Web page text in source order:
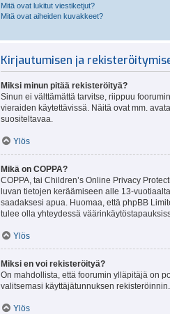
Mitä ovat lukitut viestiketjut?
Mitä ovat aiheiden kuvakkeet?
Kirjautumisen ja
Miksi minun pitää rekisteröityä?
Sinun ei välttämättä tarvitse, riippuu
vieraiden käytettävissä. Näitä ovat mm.
suositeltavaa.
Ylös
Mikä on COPPA?
COPPA, tai Children’s Online Privacy
luvan tietojen keräämiseen alle 13-
saadaksesi apua. Huomaa, että phpBB
tulee olla yhteydessä
Ylös
Miksi en voi rekisteröityä?
On mahdollista, että foorumin ylläpitäjä on
valitsemasi käyttäjätunnuksen
Ylös